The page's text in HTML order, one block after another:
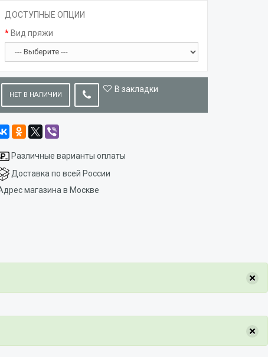
ДОСТУПНЫЕ ОПЦИИ
Вид пряжи
НЕТ В НАЛИЧИИ
В закладки
Различные варианты оплаты
Доставка по всей России
магазина в Москве
×
×